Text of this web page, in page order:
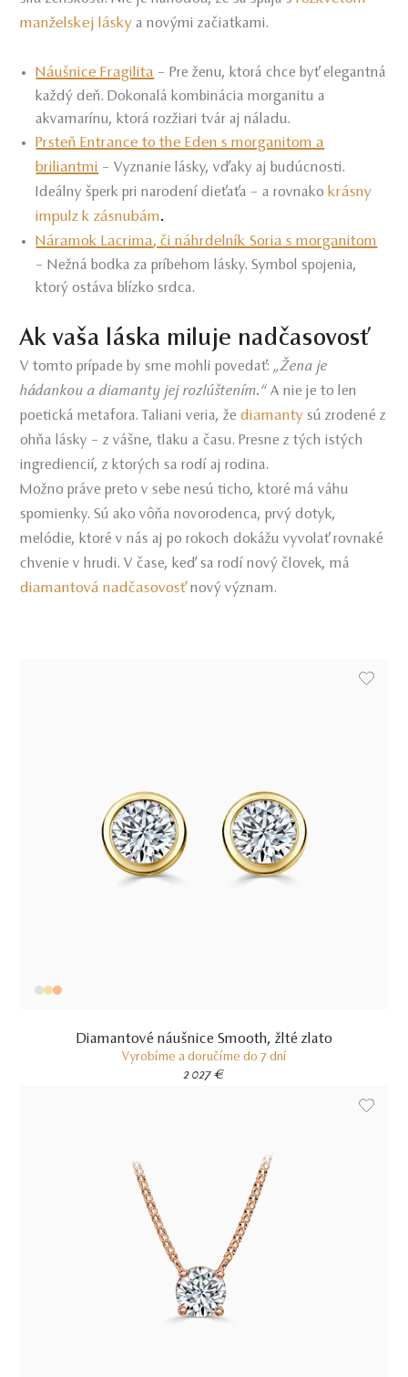
manželskej lásky a novými začiatkami.
Náušnice Fragilita – Pre ženu, ktorá chce byť elegantná
každý deň. Dokonalá kombinácia morganitu a
akvamarínu, ktorá rozžiari tvár aj náladu.
Prsteň Entrance to the Eden s morganitom a
briliantmi – Vyznanie lásky, vďaky aj budúcnosti.
Ideálny šperk pri narodení dieťaťa – a rovnako krásny
impulz k zásnubám.
Náramok Lacrima, čináhrdelník Soria s morganitom
– Nežná bodka za príbehom lásky. Symbol spojenia,
ktorý ostáva blízko srdca.
Ak vaša láska miluje nadčasovosť
V tomto prípade by sme mohli povedať: „Žena je
hádankou a diamanty jej rozlúštením.“A nie je to len
poetická metafora. Taliani veria, žediamanty sú zrodené z
ohňa lásky – z vášne, tlaku a času. Presne z tých istých
ingrediencií, z ktorých sa rodí aj rodina.
Možno práve preto v sebe nesú ticho, ktoré má váhu
spomienky. Sú ako vôňa novorodenca, prvý dotyk,
melódie, ktoré v nás aj po rokoch dokážu vyvolať rovnaké
chvenie v hrudi. V čase, keď sa rodí nový človek, má
diamantová nadčasovosť nový význam.
Diamantové náušnice Smooth, žlté zlato
Vyrobíme a doručíme do 7 dní
2 027 €